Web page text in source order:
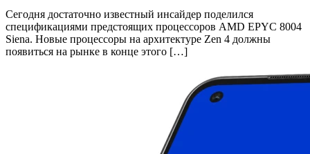
Сегодня достаточно известный инсайдер поделился
спецификациями предстоящих процессоров AMD EPYC 8004
Siena. Новые процессоры на архитектуре Zen 4 должны
появиться на рынке в конце этого […]